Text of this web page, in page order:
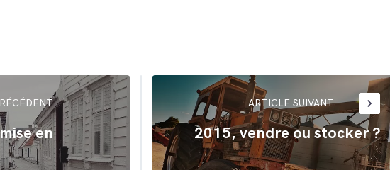
en
ARTICLE SUIVANT keyboard_arrow_right
2015, vendre ou stocker ?